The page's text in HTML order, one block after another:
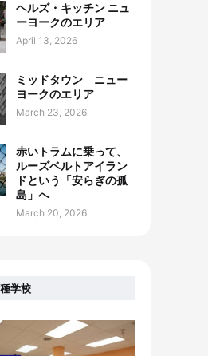
ヘルズ・キッチン ニュ
ーヨークのエリア
April 13, 2026
ミッドタウン ニュー
ヨークのエリア
March 23, 2026
赤いトラムに乗って、
ルーズベルトアイラン
ドという「安らぎの孤
島」へ
March 20, 2026
学校